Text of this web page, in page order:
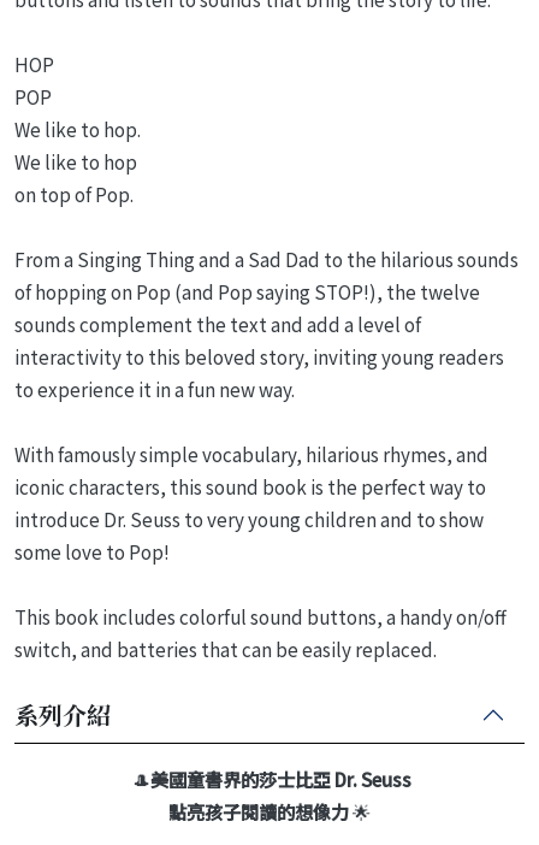
HOP
POP
We like to hop.
We like to hop
on top of Pop.
From a Singing Thing and a Sad Dad to the hilarious sounds
of hopping on Pop (and Pop saying STOP!), the twelve
sounds complement the text and add a level of
interactivity to this beloved story, inviting young readers
to experience it in a fun new way.
With famously simple vocabulary, hilarious rhymes, and
iconic characters, this sound book is the perfect way to
introduce Dr. Seuss to very young children and to show
some love to Pop!
This book includes colorful sound buttons, a handy on/off
switch, and batteries that can be easily replaced.
系列介紹
🎩美國童書界的莎士比亞 Dr. Seuss
點亮孩子閱讀的想像力🌟